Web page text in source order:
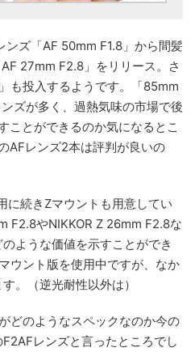
ンズ「AF 50mm F1.8」から間髪
27mm F2.8」をリリース。さ
も投入するようです。「85mm
ズが多く、過熱気味の市場で後
とができるのか気になるとこ
AFレンズ2本は評判が良いの
に続きZマウントも用意してい
F2.8やNIKKOR Z 26mm F2.8な
ような価値を示すことができ
ウント版を使用中ですが、なか
。（逆光耐性以外は）
どのようなスペックなのか今の
レンズと言ったところでし